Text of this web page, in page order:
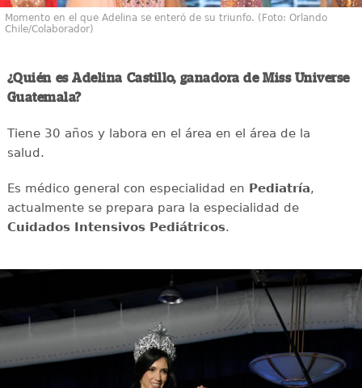
Momento en el que Adelina se enteró de su triunfo. (Foto: Orlando
Chile/Colaborador)
¿Quién es Adelina Castillo, ganadora de Miss Universe
Guatemala?
Tiene 30 años y labora en el área en el área de la
salud.
Es médico general con especialidad en Pediatría,
actualmente se prepara para la especialidad de
Cuidados Intensivos Pediátricos.